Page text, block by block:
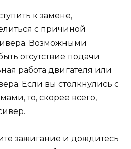
к замене,
с причиной
Возможными
отсутствие подачи
работа двигателя или
Если вы столкнулись с
то, скорее всего,
зажигание и дождитесь